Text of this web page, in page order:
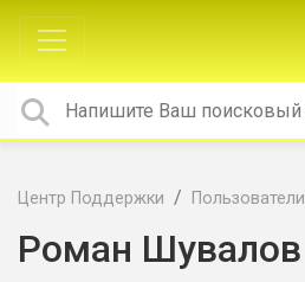
Центр Поддержки Пользователи
Роман Шувалов